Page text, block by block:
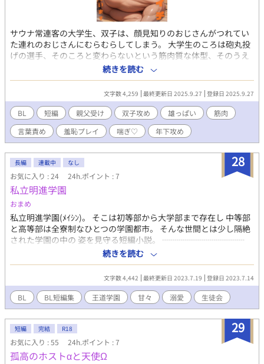
サウナ常連客の大学生、双子は、顔見知りのおじさんがつれてい
た連れのおじさんにむらむらしてしまう。 大学生のころは砲丸投
げの選手、そのころと変わらないという筋肉質な体型、そのうえ
での子持ちバツイチを知ったら、興奮を抑えられず、顔見知りの
おじさんがトイレに立ったら、欲情するまま迫ってしま
い・・・。 ガチムチおじさん受けのBL小説です。R18。 ラグビー
部大学生双子×バツイチ子持ちのおじさん。 この小説＋挿絵つき
BL短編小説6作になります。 短編小説のほうも、若者×おじさん
がサウナで、あはんうふんしているエロエロな内容です。 こちら
は試し読みになります。 本編は電子書籍で販売中。 詳細を知れる
ブログのリンクは↓にあります。
続きを読む
文字数 4,259 最終更新日 2025.9.27 登録日 2025.9.27
BL 短編 親父受け 双子攻め 雄っぱい
筋肉
言葉責め
羞恥プレイ 喘ぎ♡ 年下攻め
28
長編 連載中 なし
お気に入り : 24 24h.ポイント : 7
私立明進学園
おまめ
私立明進学園(ﾒｲｼﾝ)。 そこは初等部から大学部まで存在し 中等部
と高等部は全寮制なひとつの学園都市。 そんな世間とは少し隔絶
された学園の中の 姿を見守る短編小説。 ┈┈┈┈┈┈┈┈┈┈
学園での彼らの恋愛を短編で描きます！ 王道学園設定に近いけど
生徒たち、特に生徒会は王道生徒会とは離れてる人もいます 平和
が好きなので転校生も良い子で書きたいと思ってます 1組目￤副
会長×可愛いふわふわ男子 2組目￤構想中…
続きを読む
文字数 4,442 最終更新日 2023.7.19 登録日 2023.7.14
BL BL短編集 王道学園 甘々 溺愛 生徒会
29
短編 完結 R18
お気に入り : 55 24h.ポイント : 7
孤高のホストαと天使Ω